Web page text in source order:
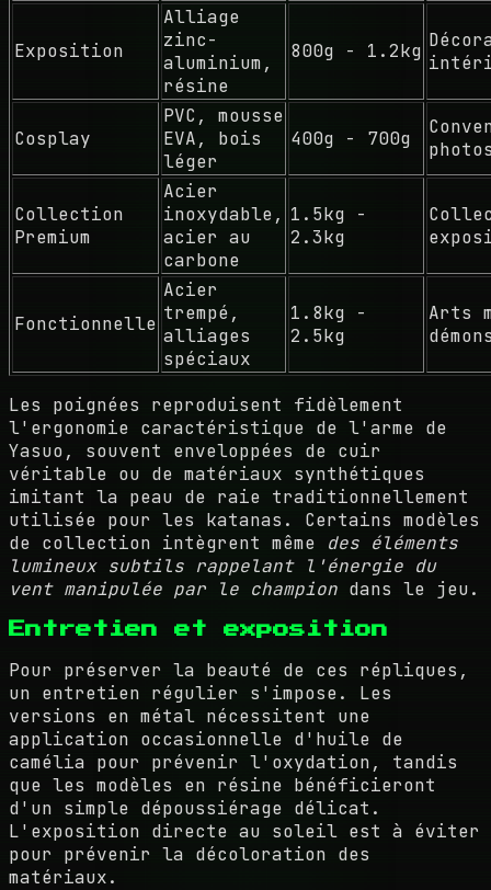
Exposition
Alliage
zinc-
aluminium,
résine
800g - 1.2kg
Cosplay
PVC, mousse
EVA, bois
léger
400g - 700g
Collection
Premium
Acier
inoxydable,
acier au
carbone
1.5kg -
2.3kg
Fonctionnelle
Acier
trempé,
alliages
spéciaux
1.8kg -
2.5kg
Arts
Les poignées reproduisent fidèlement
l'ergonomie caractéristique de l'arme de
Yasuo, souvent enveloppées de cuir
véritable ou de matériaux synthétiques
imitant la peau de raie traditionnellement
utilisée pour les katanas. Certains modèles
de collection intègrent même des éléments
lumineux subtils rappelant l'énergie du
vent manipulée par le champion dans le jeu.
Entretien et exposition
Pour préserver la beauté de ces répliques,
un entretien régulier s'impose. Les
versions en métal nécessitent une
application occasionnelle d'huile de
camélia pour prévenir l'oxydation, tandis
que les modèles en résine bénéficieront
d'un simple dépoussiérage délicat.
L'exposition directe au soleil est à éviter
pour prévenir la décoloration des
matériaux.